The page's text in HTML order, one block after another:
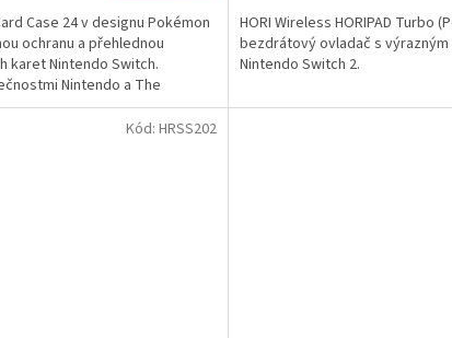
Case 24 v designu Pokémon
ochranu a přehlednou
karet Nintendo Switch.
Nintendo a The
HORI Wireless HORIPAD Turbo
bezdrátový ovladač s
Nintendo Switch 2.
Kód:HRSS202